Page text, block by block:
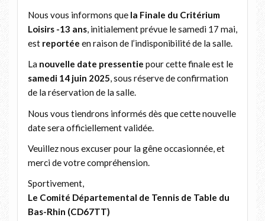
Nous vous informons que la Finale du Critérium
Loisirs -13 ans, initialement prévue le samedi 17 mai,
est reportée en raison de l’indisponibilité de la salle.
La nouvelle date pressentie pour cette finale est le
samedi 14 juin 2025, sous réserve de confirmation
de la réservation de la salle.
Nous vous tiendrons informés dès que cette nouvelle
date sera officiellement validée.
Veuillez nous excuser pour la gêne occasionnée, et
merci de votre compréhension.
Sportivement,
Le Comité Départemental de Tennis de Table du
Bas-Rhin (CD67TT)